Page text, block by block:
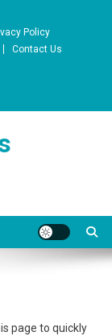
Policy
Contact Us
page to quickly